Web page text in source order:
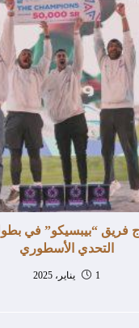
فريق “بيبسيكو” في
التحدي الأسطوري
1 يناير، 2025